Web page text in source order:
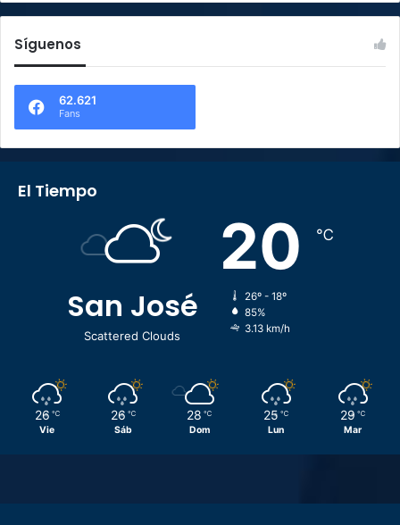
Síguenos
62.621
Fans
El Tiempo
San José
Scattered Clouds
20 ℃
26º - 18º
85%
3.13 km/h
26 ℃
Vie
26 ℃
Sáb
28 ℃
Dom
25 ℃
Lun
29 ℃
Mar